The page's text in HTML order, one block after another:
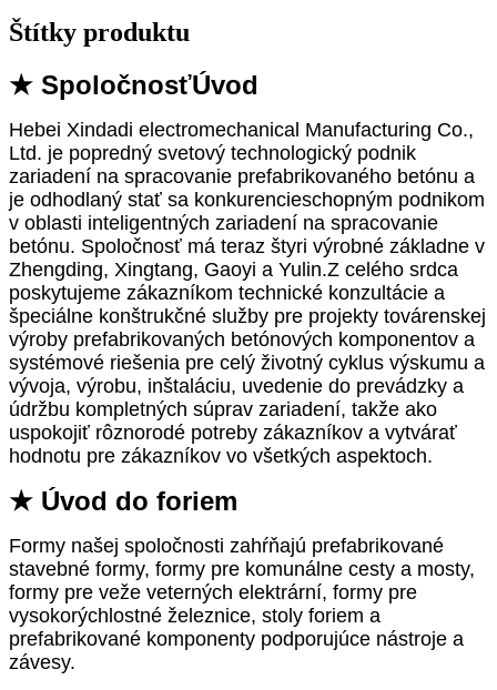
Štítky produktu
★ SpoločnosťÚvod
Hebei Xindadi electromechanical Manufacturing Co.,
Ltd. je popredný svetový technologický podnik
zariadení na spracovanie prefabrikovaného betónu a
je odhodlaný stať sa konkurencieschopným podnikom
v oblasti inteligentných zariadení na spracovanie
betónu. Spoločnosť má teraz štyri výrobné základne v
Zhengding, Xingtang, Gaoyi a Yulin.Z celého srdca
poskytujeme zákazníkom technické konzultácie a
špeciálne konštrukčné služby pre projekty továrenskej
výroby prefabrikovaných betónových komponentov a
systémové riešenia pre celý životný cyklus výskumu a
vývoja, výrobu, inštaláciu, uvedenie do prevádzky a
údržbu kompletných súprav zariadení, takže ako
uspokojiť rôznorodé potreby zákazníkov a vytvárať
hodnotu pre zákazníkov vo všetkých aspektoch.
★ Úvod do foriem
Formy našej spoločnosti zahŕňajú prefabrikované
stavebné formy, formy pre komunálne cesty a mosty,
formy pre veže veterných elektrární, formy pre
vysokorýchlostné železnice, stoly foriem a
prefabrikované komponenty podporujúce nástroje a
závesy.